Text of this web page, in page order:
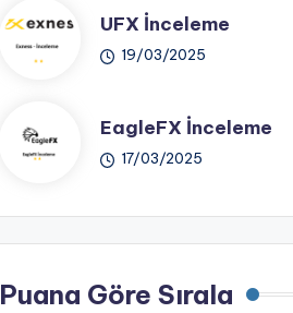
UFX İnceleme
19/03/2025
EagleFX İnceleme
17/03/2025
Puana Göre Sırala